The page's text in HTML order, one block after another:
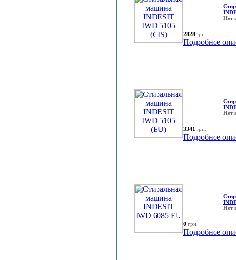
Нет
2828 грн.
Подробное
Нет
3341 грн.
Подробное
Нет
0 грн.
Подробное